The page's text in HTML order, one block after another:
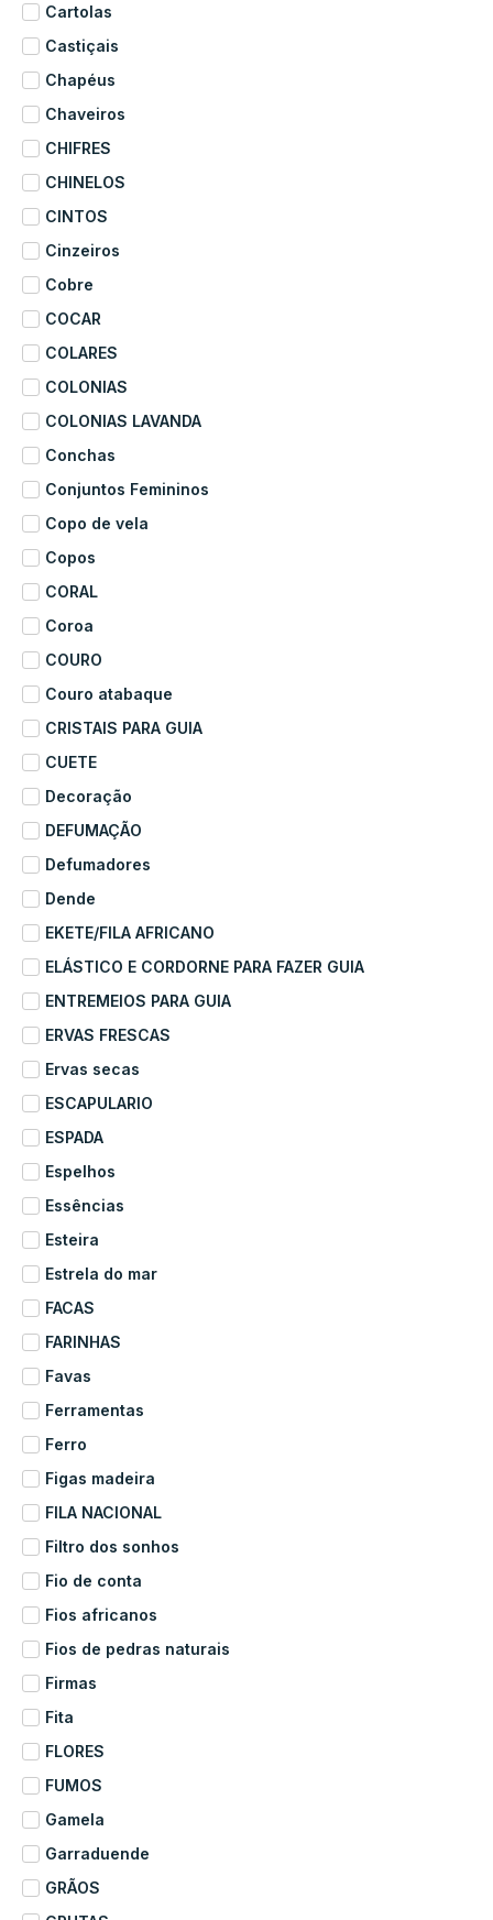
Cartolas
Castiçais
Chapéus
Chaveiros
CHIFRES
CHINELOS
CINTOS
Cinzeiros
Cobre
COCAR
COLARES
COLONIAS
COLONIAS LAVANDA
Conchas
Conjuntos Femininos
Copo de vela
Copos
CORAL
Coroa
COURO
Couro atabaque
CRISTAIS PARA GUIA
CUETE
Decoração
DEFUMAÇÃO
Defumadores
Dende
EKETE/FILA AFRICANO
ELÁSTICO E CORDORNE PARA FAZER GUIA
ENTREMEIOS PARA GUIA
ERVAS FRESCAS
Ervas secas
ESCAPULARIO
ESPADA
Espelhos
Essências
Esteira
Estrela do mar
FACAS
FARINHAS
Favas
Ferramentas
Ferro
Figas madeira
FILA NACIONAL
Filtro dos sonhos
Fio de conta
Fios africanos
Fios de pedras naturais
Firmas
Fita
FLORES
FUMOS
Gamela
Garraduende
GRÃOS